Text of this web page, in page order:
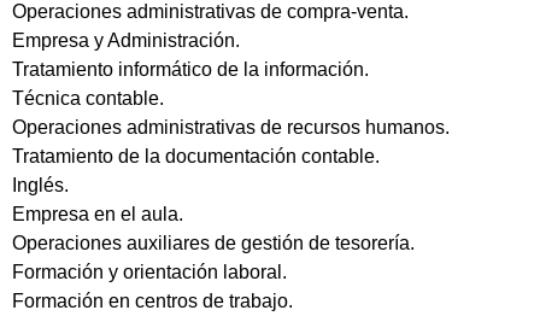
Operaciones administrativas de compra-venta.
Empresa y Administración.
Tratamiento informático de la información.
Técnica contable.
Operaciones administrativas de recursos humanos.
Tratamiento de la documentación contable.
Inglés.
Empresa en el aula.
Operaciones auxiliares de gestión de tesorería.
Formación y orientación laboral.
Formación en centros de trabajo.